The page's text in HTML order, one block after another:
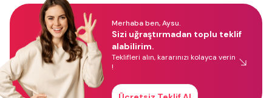
Merhaba ben, Aysu.
Sizi uğraştırmadan toplu teklif
alabilirim.
Teklifleri alın, kararınızı kolayca verin
!